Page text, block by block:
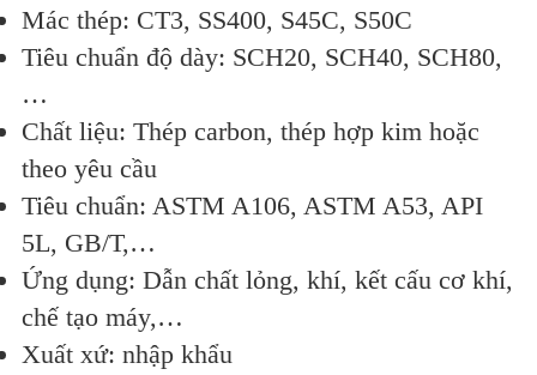
Mác thép: CT3, SS400, S45C, S50C
Tiêu chuẩn độ dày: SCH20, SCH40, SCH80,
…
Chất liệu: Thép carbon, thép hợp kim hoặc
theo yêu cầu
Tiêu chuẩn: ASTM A106, ASTM A53, API
5L, GB/T,…
Ứng dụng: Dẫn chất lỏng, khí, kết cấu cơ khí,
chế tạo máy,…
Xuất xứ: nhập khẩu